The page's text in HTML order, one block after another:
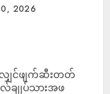
2026
လျှင်ဖျက်ဆီးတတ်
ချုပ်သားအဖ